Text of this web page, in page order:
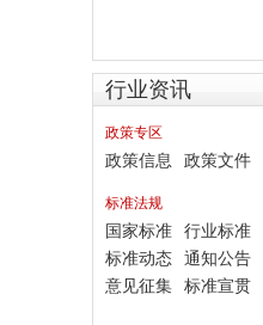
行业资讯
政策专区
政策信息 政策文件
标准法规
国家标准
行业标准
标准动态
通知公告
意见征集
标准宣贯